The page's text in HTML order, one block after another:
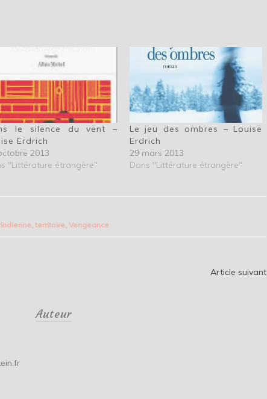
le silence du vent –
Erdrich
2013
"Littérature étrangère"
Le jeu des ombres – Louise
Erdrich
29 mars 2013
Dans "Littérature étrangère"
,territoire,Vengeance
Article suivant
Auteur